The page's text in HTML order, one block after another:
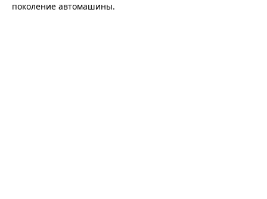
поколение автомашины.